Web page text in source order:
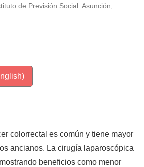
de Previsión Social. Asunción,
colorrectal es común y tiene mayor
ancianos. La cirugía laparoscópica
beneficios como menor